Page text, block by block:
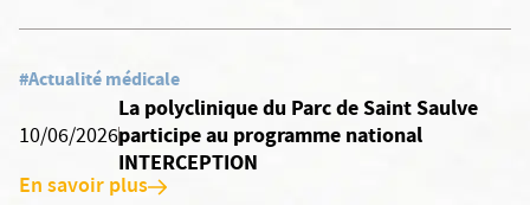
#Actualité médicale
10/06/2026
La polyclinique du Parc de Saint Saulve
participe au programme national
INTERCEPTION
En savoir plus